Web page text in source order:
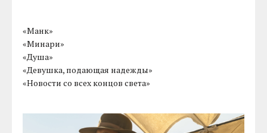
«Манк»
«Минари»
«Душа»
«Девушка, подающая надежды»
«Новости со всех концов света»